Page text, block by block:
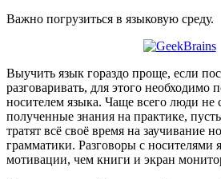
Важно погрузиться в языковую среду.
Выучить язык гораздо проще, если
разговаривать, для этого необходимо
носителем языка. Чаще всего люди не
полученные знания на практике,
тратят всё своё время на заучивание
грамматики. Разговоры с носителями
мотивации, чем книги и экран